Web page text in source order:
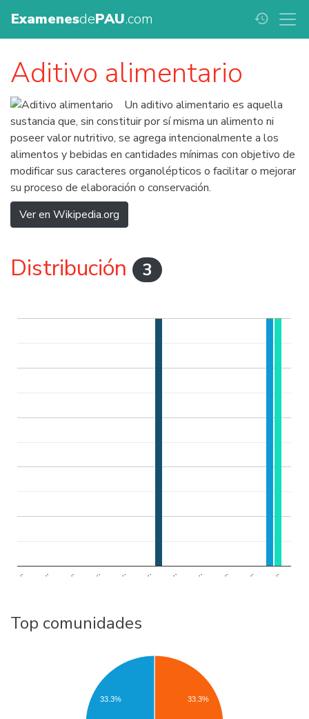
ExamenesdePAU.com history
Aditivo alimentario
Un aditivo alimentario es aquella
sustancia que, sin constituir por sí misma un alimento ni
poseer valor nutritivo, se agrega intencionalmente a los
alimentos y bebidas en cantidades mínimas con objetivo de
modificar sus caracteres organolépticos o facilitar o mejorar
su proceso de elaboración o conservación.
Ver en Wikipedia.org
Distribución 3
.. .. .. .. .. .. .. .. .. .. ..
Top comunidades
33.3%
33.3%